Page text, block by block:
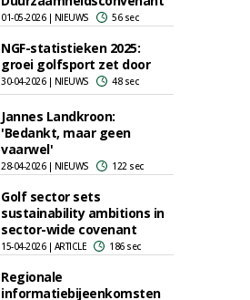
01-05-2026 | NIEUWS 56 sec
NGF-statistieken 2025:
groei golfsport zet door
30-04-2026 | NIEUWS 48 sec
Jannes Landkroon:
'Bedankt, maar geen
vaarwel'
28-04-2026 | NIEUWS 122 sec
Golf sector sets
sustainability ambitions in
sector-wide covenant
15-04-2026 | ARTICLE 186 sec
Regionale
informatiebijeenkomsten